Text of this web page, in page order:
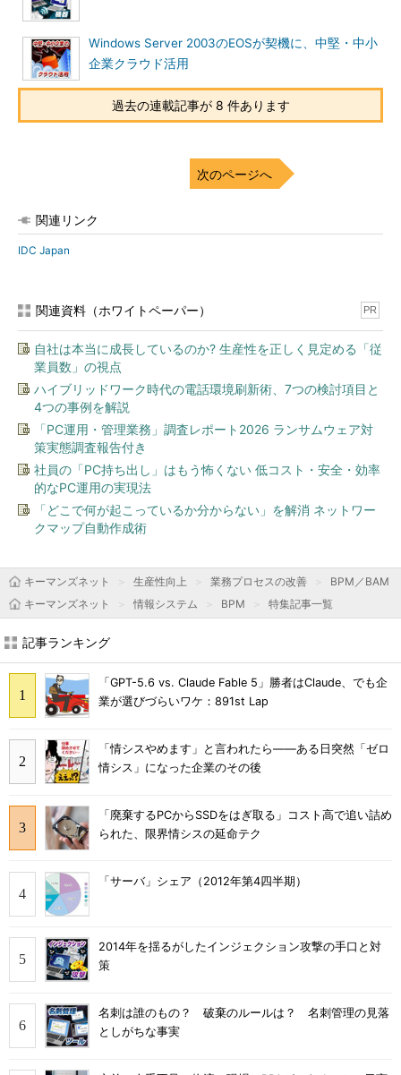
Windows Server 2003のEOSが契機に、中堅・中小
企業クラウド活用
過去の連載記事が 8 件あります
次のページへ
関連リンク
IDC Japan
関連資料（ホワイトペーパー） PR
自社は本当に成長しているのか? 生産性を正しく見定める「従
業員数」の視点
ハイブリッドワーク時代の電話環境刷新術、7つの検討項目と
4つの事例を解説
「PC運用・管理業務」調査レポート2026 ランサムウェア対
策実態調査報告付き
社員の「PC持ち出し」はもう怖くない 低コスト・安全・効率
的なPC運用の実現法
「どこで何が起こっているか分からない」を解消 ネットワー
クマップ自動作成術
キーマンズネット 生産性向上 業務プロセスの改善
BPM／BAM
キーマンズネット
情報システム BPM 特集記事一覧
記事ランキング
「GPT-5.6 vs. Claude Fable 5」勝者はClaude、でも企
業が選びづらいワケ：891st Lap
「情シスやめます」と言われたら――ある日突然「ゼロ
情シス」になった企業のその後
「廃棄するPCからSSDをはぎ取る」コスト高で追い詰め
られた、限界情シスの延命テク
「サーバ」シェア（2012年第4四半期）
2014年を揺るがしたインジェクション攻撃の手口と対
策
名刺は誰のもの？ 破棄のルールは？ 名刺管理の見落
としがちな事実